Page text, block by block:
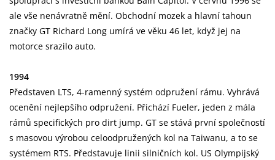
ale vše nenávratně mění. Obchodní mozek a hlavní tahoun
značky GT Richard Long umírá ve věku 46 let, když jej na
motorce srazilo auto.
1994
Představen LTS, 4-ramenný systém odpružení rámu. Vyhrává
ocenění nejlepšího odpružení. Přichází Fueler, jeden z mála
rámů specifických pro dirt jump. GT se stává první společností
s masovou výrobou celoodpružených kol na Taiwanu, a to se
systémem RTS. Představuje linii silničních kol. US Olympijský